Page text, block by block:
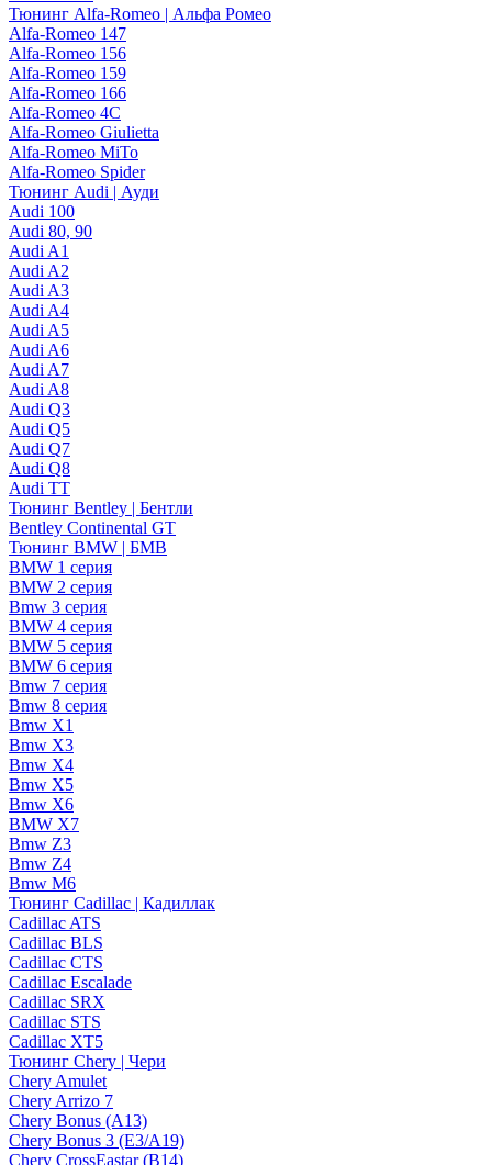
Тюнинг Alfa-Romeo | Альфа Ромео
Alfa-Romeo 147
Alfa-Romeo 156
Alfa-Romeo 159
Alfa-Romeo 166
Alfa-Romeo 4C
Alfa-Romeo Giulietta
Alfa-Romeo MiTo
Alfa-Romeo Spider
Тюнинг Audi | Ауди
Audi 100
Audi 80, 90
Audi A1
Audi A2
Audi A3
Audi A4
Audi A5
Audi A6
Audi A7
Audi A8
Audi Q3
Audi Q5
Audi Q7
Audi Q8
Audi TT
Тюнинг Bentley | Бентли
Bentley Continental GT
Тюнинг BMW | БМВ
BMW 1 серия
BMW 2 серия
Bmw 3 серия
BMW 4 серия
BMW 5 серия
BMW 6 серия
Bmw 7 серия
Bmw 8 серия
Bmw X1
Bmw X3
Bmw X4
Bmw X5
Bmw X6
BMW X7
Bmw Z3
Bmw Z4
Bmw М6
Тюнинг Cadillac | Кадиллак
Cadillac ATS
Cadillac BLS
Cadillac CTS
Cadillac Escalade
Cadillac SRX
Cadillac STS
Cadillac XT5
Тюнинг Chery | Чери
Chery Amulet
Chery Arrizo 7
Chery Bonus (A13)
Chery Bonus 3 (E3/A19)
Chery CrossEastar (B14)